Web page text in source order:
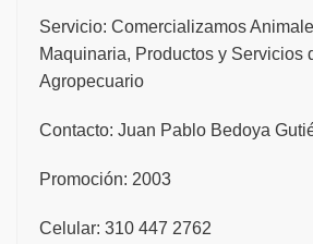
Servicio: Comercializamos
Maquinaria, Productos y Servicios
Agropecuario
Contacto: Juan Pablo Bedoya
Promoción: 2003
Celular: 310 447 2762